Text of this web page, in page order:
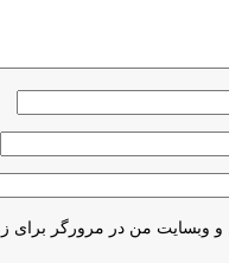
و وبسایت من در مرورگر برای